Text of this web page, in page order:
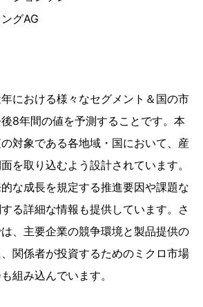
グAG
における様々なセグメント＆国の市
8年間の値を予測することです。本
対象である各地域・国において、産
を取り込むよう設計されています。
な成長を規定する推進要因や課題な
る詳細な情報も提供しています。さ
、主要企業の競争環境と製品提供の
関係者が投資するためのミクロ市場
組み込んでいます。